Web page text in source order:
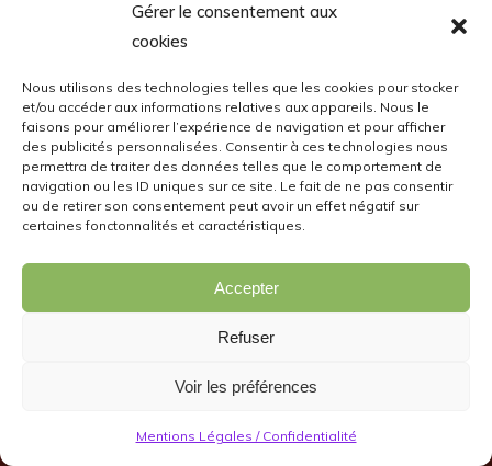
Gérer le consentement aux
cookies
Nous utilisons des technologies telles que les cookies pour stocker
et/ou accéder aux informations relatives aux appareils. Nous le
faisons pour améliorer l’expérience de navigation et pour afficher
des publicités personnalisées. Consentir à ces technologies nous
permettra de traiter des données telles que le comportement de
navigation ou les ID uniques sur ce site. Le fait de ne pas consentir
ou de retirer son consentement peut avoir un effet négatif sur
certaines fonctonnalités et caractéristiques.
Accepter
Refuser
Voir les préférences
Mentions Légales / Confidentialité
News Concours La Semaine du Housing